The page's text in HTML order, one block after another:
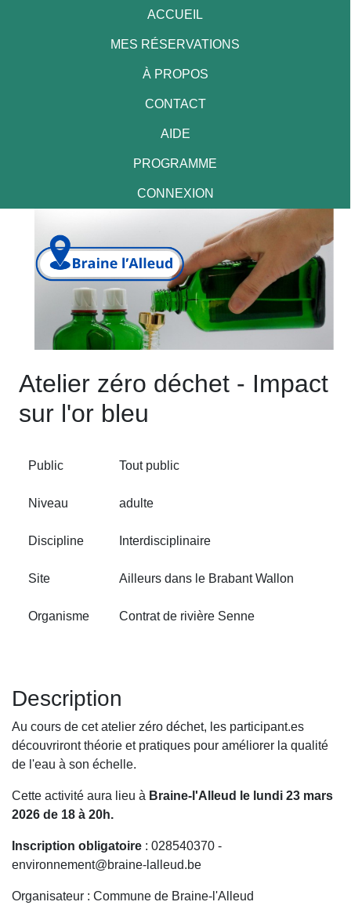
ACCUEIL
MES RÉSERVATIONS
À PROPOS
CONTACT
AIDE
PROGRAMME
CONNEXION
Atelier zéro déchet - Impact
sur l'or bleu
Public Tout public
Niveau adulte
Discipline Interdisciplinaire
Site Ailleurs dans le Brabant Wallon
Organisme Contrat de rivière Senne
Description
Au cours de cet atelier zéro déchet, les participant.es
découvriront théorie et pratiques pour améliorer la qualité
de l'eau à son échelle.
Cette activité aura lieu à Braine-l'Alleud le lundi 23 mars
2026 de 18 à 20h.
Inscription obligatoire : 028540370 -
environnement@braine-lalleud.be
Organisateur : Commune de Braine-l'Alleud